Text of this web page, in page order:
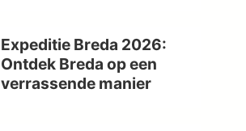
Expeditie Breda 2026:
Ontdek Breda op een
verrassende manier